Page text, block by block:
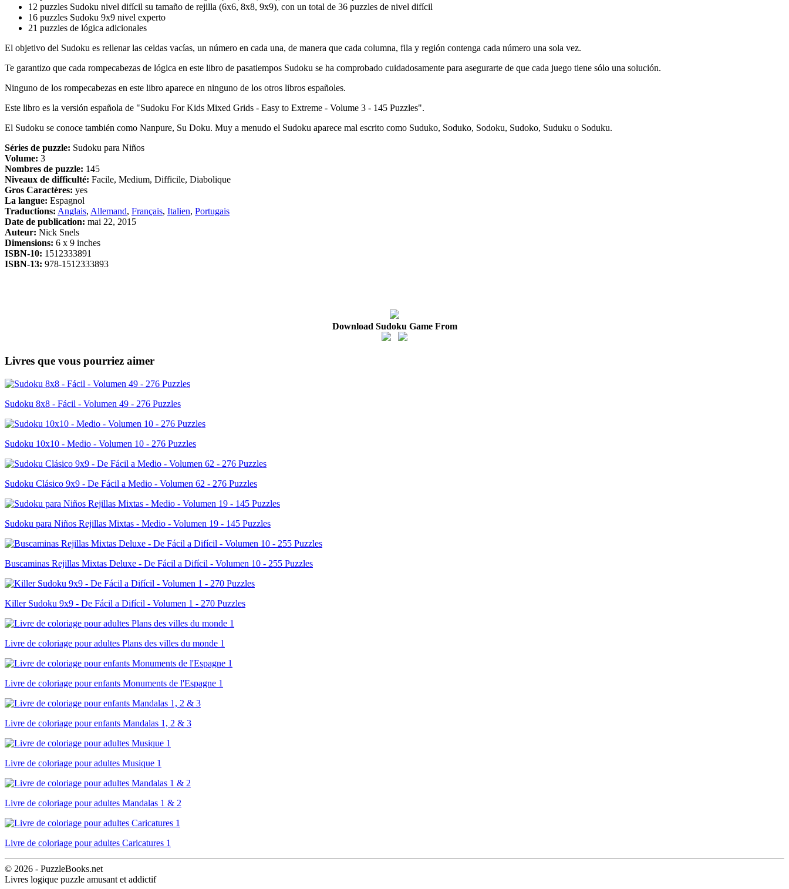
12 puzzles Sudoku nivel difícil su tamaño de rejilla (6x6, 8x8, 9x9), con un total de 36 puzzles de nivel difícil
16 puzzles Sudoku 9x9 nivel experto
21 puzzles de lógica adicionales
El objetivo del Sudoku es rellenar las celdas vacías, un número en cada una, de manera que cada columna, fila y región contenga cada número una sola vez.
Te garantizo que cada rompecabezas de lógica en este libro de pasatiempos Sudoku se ha comprobado cuidadosamente para asegurarte de que cada juego tiene sólo una solución.
Ninguno de los rompecabezas en este libro aparece en ninguno de los otros libros españoles.
Este libro es la versión española de "Sudoku For Kids Mixed Grids - Easy to Extreme - Volume 3 - 145 Puzzles".
El Sudoku se conoce también como Nanpure, Su Doku. Muy a menudo el Sudoku aparece mal escrito como Suduko, Soduko, Sodoku, Sudoko, Suduku o Soduku.
Séries de puzzle: Sudoku para Niños
Volume: 3
Nombres de puzzle: 145
Niveaux de difficulté: Facile, Medium, Difficile, Diabolique
Gros Caractères: yes
La langue: Espagnol
Traductions: Anglais, Allemand, Français, Italien, Portugais
Date de publication: mai 22, 2015
Auteur: Nick Snels
Dimensions: 6 x 9 inches
ISBN-10: 1512333891
ISBN-13: 978-1512333893
Download Sudoku Game From
Livres que vous pourriez aimer
Sudoku 8x8 - Fácil - Volumen 49 - 276 Puzzles
Sudoku 10x10 - Medio - Volumen 10 - 276 Puzzles
Sudoku Clásico 9x9 - De Fácil a Medio - Volumen 62 - 276 Puzzles
Sudoku para Niños Rejillas Mixtas - Medio - Volumen 19 - 145 Puzzles
Buscaminas Rejillas Mixtas Deluxe - De Fácil a Difícil - Volumen 10 - 255 Puzzles
Killer Sudoku 9x9 - De Fácil a Difícil - Volumen 1 - 270 Puzzles
Livre de coloriage pour adultes Plans des villes du monde 1
Livre de coloriage pour enfants Monuments de l'Espagne 1
Livre de coloriage pour enfants Mandalas 1, 2 & 3
Livre de coloriage pour adultes Musique 1
Livre de coloriage pour adultes Mandalas 1 & 2
Livre de coloriage pour adultes Caricatures 1
© 2026 - PuzzleBooks.net
Livres logique puzzle amusant et addictif